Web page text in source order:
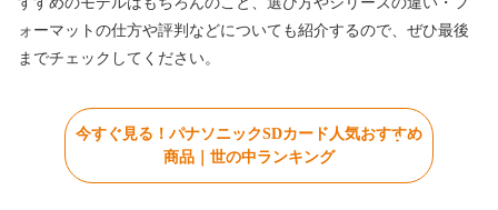
ォーマットの仕方や評判などについても紹介するので、ぜひ最後
までチェックしてください。
今すぐ見る！パナソニックSDカード人気おすすめ
商品｜世の中ランキング